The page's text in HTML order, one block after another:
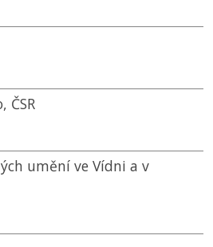
ČSR
umění ve Vídni a v